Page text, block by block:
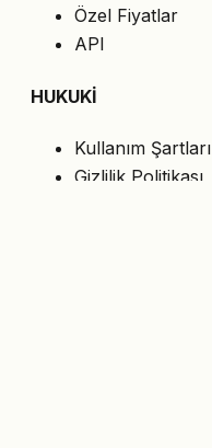
Özel Fiyatlar
API
HUKUKİ
Kullanım Şartları
Gizlilik Politikası